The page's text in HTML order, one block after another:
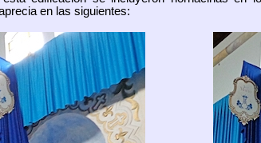
en las siguientes: